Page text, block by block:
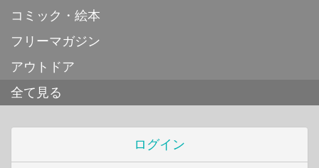
コミック・絵本
フリーマガジン
アウトドア
全て見る
ログイン